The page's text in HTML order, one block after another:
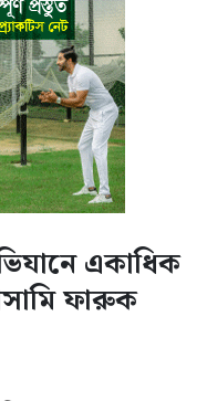
একাধিক
ফারুক